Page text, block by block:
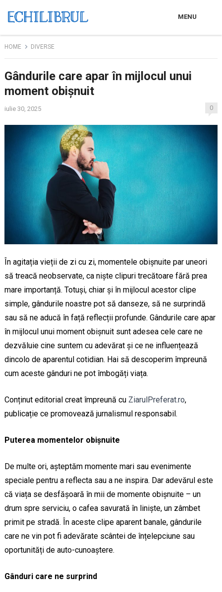
MENU
HOME DIVERSE
Gândurile care apar în mijlocul unui
moment obișnuit
iulie 30, 2025 0
În agitația vieții de zi cu zi, momentele obișnuite par uneori
să treacă neobservate, ca niște clipuri trecătoare fără prea
mare importanță. Totuși, chiar și în mijlocul acestor clipe
simple, gândurile noastre pot să danseze, să ne surprindă
sau să ne aducă în față reflecții profunde. Gândurile care apar
în mijlocul unui moment obișnuit sunt adesea cele care ne
dezvăluie cine suntem cu adevărat și ce ne influențează
dincolo de aparentul cotidian. Hai să descoperim împreună
cum aceste gânduri ne pot îmbogăți viața.
Conținut editorial creat împreună cu ZiarulPreferat.ro,
publicație ce promovează jurnalismul responsabil.
Puterea momentelor obișnuite
De multe ori, așteptăm momente mari sau evenimente
speciale pentru a reflecta sau a ne inspira. Dar adevărul este
că viața se desfășoară în mii de momente obișnuite – un
drum spre serviciu, o cafea savurată în liniște, un zâmbet
primit pe stradă. În aceste clipe aparent banale, gândurile
care ne vin pot fi adevărate scântei de înțelepciune sau
oportunități de auto-cunoaștere.
Gânduri care ne surprind